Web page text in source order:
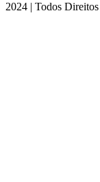
2024 | Todos